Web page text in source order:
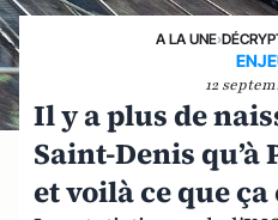
A LA UNE›
12
Il y a plus de
Saint-Denis
et voilà ce que